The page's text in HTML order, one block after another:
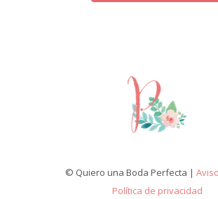
© Quiero una Boda Perfecta |
Política de privacidad